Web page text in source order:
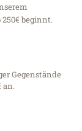
250€ beginnt.
Gegenstände
an.